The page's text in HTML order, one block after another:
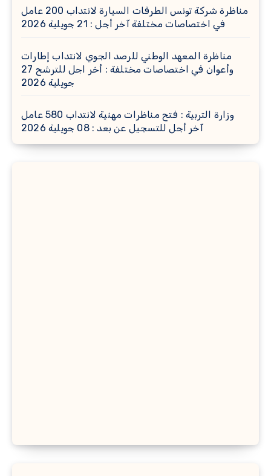
مناظرة شركة تونس الطرقات السيارة لانتداب 200 عامل
في اختصاصات مختلفة آخر أجل : 21 جويلية 2026
مناظرة المعهد الوطني للرصد الجوي لانتداب إطارات
وأعوان في اختصاصات مختلفة : أخر اجل للترشح 27
جويلية 2026
وزارة التربية : فتح مناظرات مهنية لانتداب 580 عامل
آخر أجل للتسجيل عن بعد : 08 جويلية 2026